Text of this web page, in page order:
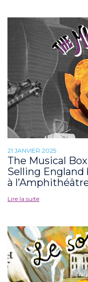
21 JANVIER 2025
The Musical
Selling England
à
Lire la suite